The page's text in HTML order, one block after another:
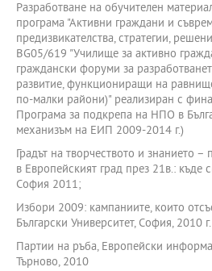
Разработване на обучителен
програма "Активни граждани и
предизвикателства, стратегии,
BG05/619 "Училище за активно
граждански форуми за
развитие, функциониращи на
по-малки райони)" реализиран с
Програма за подкрепа на НПО в
механизъм на ЕИП 2009-2014 г.)
Градът на творчеството и знанието
в Европейският град през 21в.: къде
София 2011;
Избори 2009: кампаниите, които
Български Университет, София, 2010
Партии на ръба, Европейски
Търново, 2010